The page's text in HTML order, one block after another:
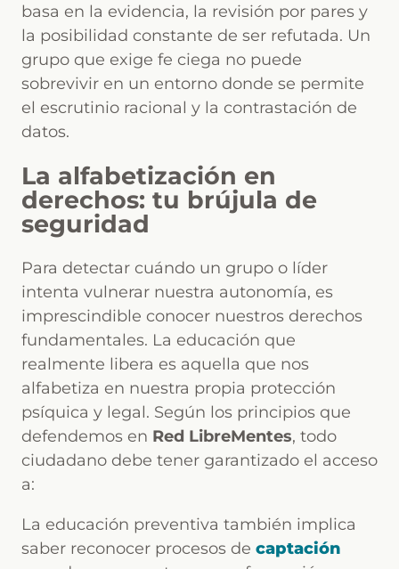
basa en la evidencia, la revisión por pares y
la posibilidad constante de ser refutada. Un
grupo que exige fe ciega no puede
sobrevivir en un entorno donde se permite
el escrutinio racional y la contrastación de
datos.
La alfabetización en
derechos: tu brújula de
seguridad
Para detectar cuándo un grupo o líder
intenta vulnerar nuestra autonomía, es
imprescindible conocer nuestros derechos
fundamentales. La educación que
realmente libera es aquella que nos
alfabetiza en nuestra propia protección
psíquica y legal. Según los principios que
defendemos en Red LibreMentes, todo
ciudadano debe tener garantizado el acceso
a:
La educación preventiva también implica
saber reconocer procesos de captación